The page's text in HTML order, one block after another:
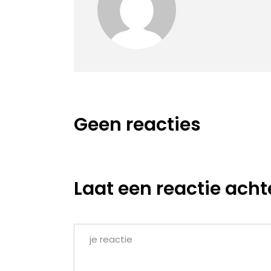
Geen reacties
Laat een reactie